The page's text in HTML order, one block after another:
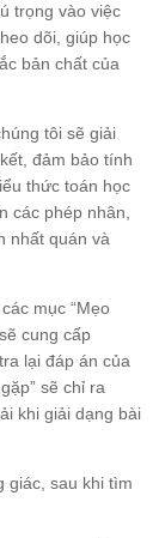
trọng vào việc
dõi, giúp học
bản chất của
tôi sẽ giải
đảm bảo tính
thức toán học
các phép nhân,
nhất quán và
mục “Mẹo
cung cấp
lại đáp án của
sẽ chỉ ra
khi giải dạng bài
giác, sau khi tìm